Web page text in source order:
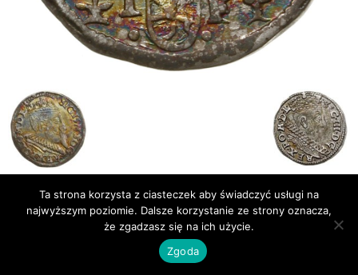
Publikacje
Bibliografia
© Newsmag WordPress Theme by TagDiv
Ta strona korzysta z ciasteczek aby świadczyć usługi na
najwyższym poziomie. Dalsze korzystanie ze strony oznacza,
że zgadzasz się na ich użycie.
Zgoda